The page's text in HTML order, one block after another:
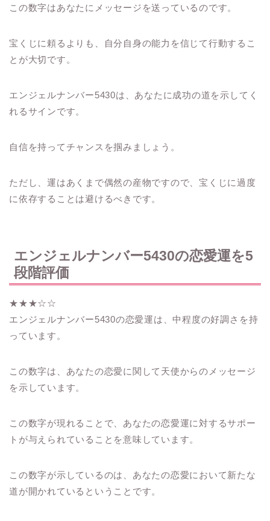
この数字はあなたにメッセージを送っているのです。
宝くじに頼るよりも、自分自身の能力を信じて行動するこ
とが大切です。
エンジェルナンバー5430は、あなたに成功の道を示してく
れるサインです。
自信を持ってチャンスを掴みましょう。
ただし、運はあくまで偶然の産物ですので、宝くじに過度
に依存することは避けるべきです。
エンジェルナンバー5430の恋愛運を5
段階評価
★★★☆☆
エンジェルナンバー5430の恋愛運は、中程度の好調さを持
っています。
この数字は、あなたの恋愛に関して天使からのメッセージ
を示しています。
この数字が現れることで、あなたの恋愛運に対するサポー
トが与えられていることを意味しています。
この数字が示しているのは、あなたの恋愛において新たな
道が開かれているということです。